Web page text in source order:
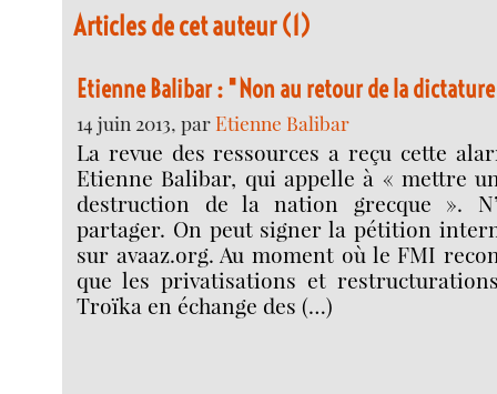
Articles de cet auteur (1)
Etienne Balibar : "Non au retour de la
14 juin 2013, parEtienne Balibar
La revue des ressources a reçu cette
Etienne Balibar, qui appelle à « mettre
des­truc­tion de la nation grecque ».
partager. On peut signer la pétition
sur avaaz.org. Au moment où le FMI
que les pri­va­ti­sa­tions et
Troïka en échange des (…)